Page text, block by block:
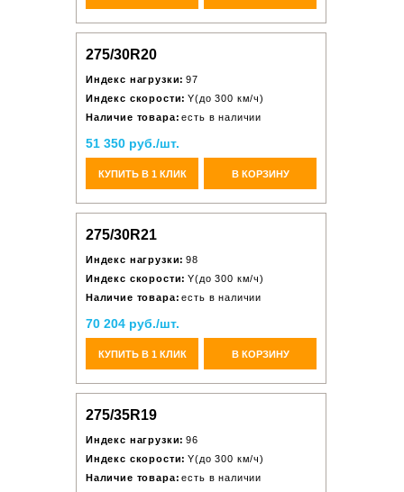
275/30R20
Индекс нагрузки: 97
Индекс скорости: Y(до 300 км/ч)
Наличие товара: есть в наличии
51 350 руб./шт.
КУПИТЬ В 1 КЛИК В КОРЗИНУ
275/30R21
Индекс нагрузки: 98
Индекс скорости: Y(до 300 км/ч)
Наличие товара: есть в наличии
70 204 руб./шт.
КУПИТЬ В 1 КЛИК В КОРЗИНУ
275/35R19
Индекс нагрузки: 96
Индекс скорости: Y(до 300 км/ч)
Наличие товара: есть в наличии